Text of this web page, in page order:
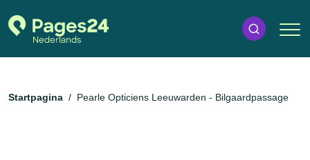
Startpagina Pearle Opticiens Leeuwarden - Bilgaardpassage